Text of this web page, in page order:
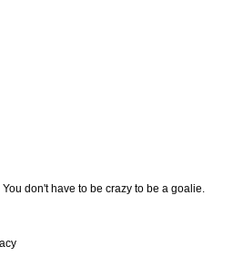
don't have to be crazy to be a goalie.